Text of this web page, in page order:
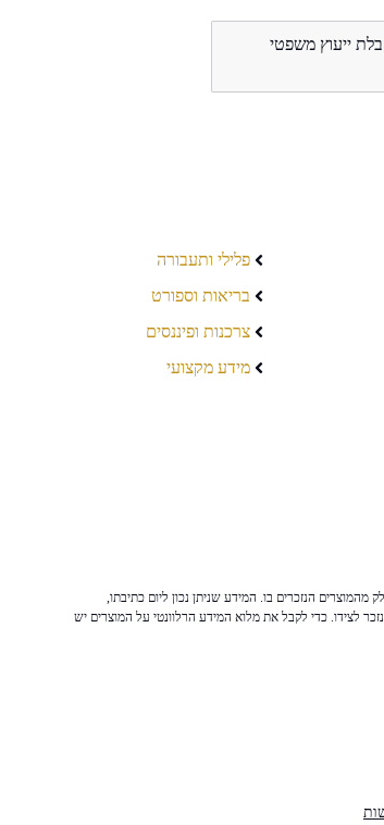
ייעוץ משפטי
פלילי ותעבורה
בריאות וספורט
צרכנות ופיננסים
מידע מקצועי
הנזכרים בו. המידע שניתן נכון ליום כתיבתו,
לצידו. כדי לקבל את מלוא המידע הרלוונטי על המוצרים יש